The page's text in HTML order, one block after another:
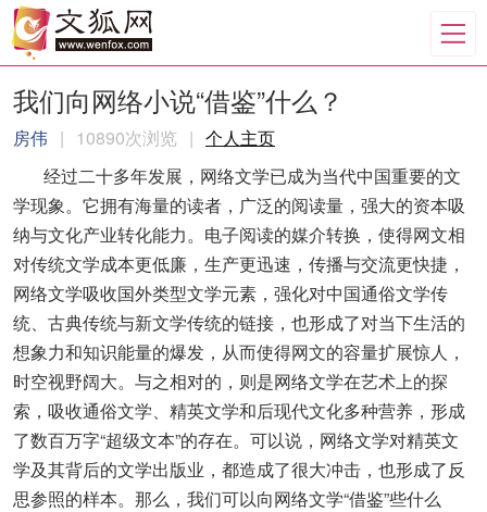
我们向网络小说“借鉴”什么？
房伟 | 10890次浏览 | 个人主页
经过二十多年发展，网络文学已成为当代中国重要的文
学现象。它拥有海量的读者，广泛的阅读量，强大的资本吸
纳与文化产业转化能力。电子阅读的媒介转换，使得网文相
对传统文学成本更低廉，生产更迅速，传播与交流更快捷，
网络文学吸收国外类型文学元素，强化对中国通俗文学传
统、古典传统与新文学传统的链接，也形成了对当下生活的
想象力和知识能量的爆发，从而使得网文的容量扩展惊人，
时空视野阔大。与之相对的，则是网络文学在艺术上的探
索，吸收通俗文学、精英文学和后现代文化多种营养，形成
了数百万字“超级文本”的存在。可以说，网络文学对精英文
学及其背后的文学出版业，都造成了很大冲击，也形成了反
思参照的样本。那么，我们可以向网络文学“借鉴”些什么